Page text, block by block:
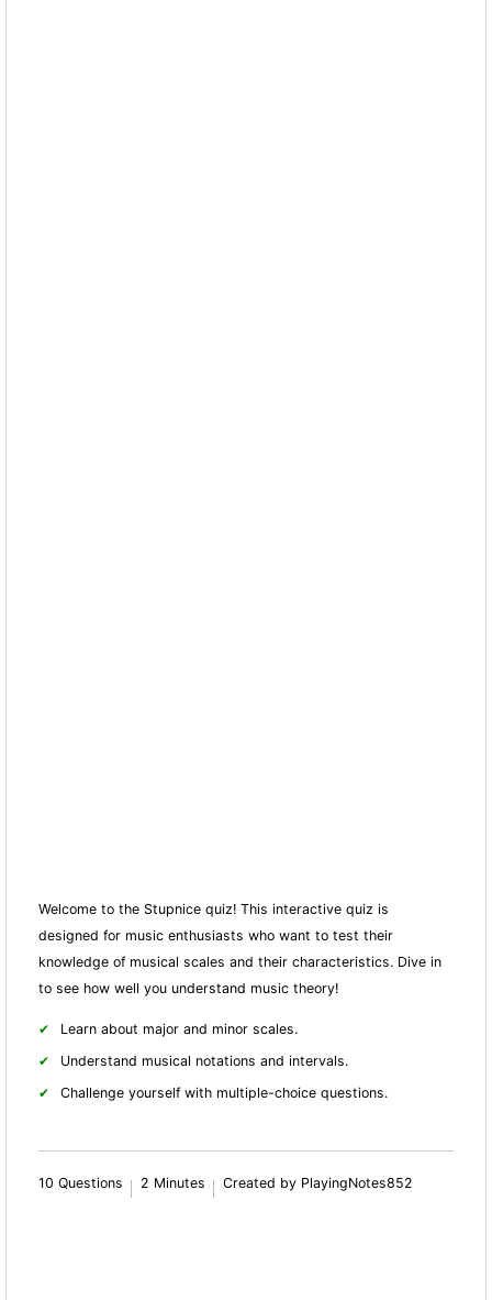
Welcome to the Stupnice quiz! This interactive quiz is
designed for music enthusiasts who want to test their
knowledge of musical scales and their characteristics. Dive in
to see how well you understand music theory!
Learn about major and minor scales.
Understand musical notations and intervals.
Challenge yourself with multiple-choice questions.
10 Questions 2 Minutes Created by PlayingNotes852